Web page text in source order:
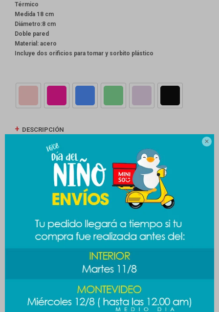

Térmico
Medida 18 cm
Diámetro:8 cm
Doble pared
Material: acero
Incluye dos orificios para tomar y sorbito plástico
DESCRIPCIÓN
CAMBIOS Y DEVOLUCIONES
MEDIOS DE PAGO
Productos que te pueden interesar